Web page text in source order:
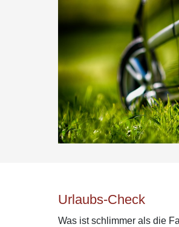
Urlaubs-Check
Was ist schlimmer als die